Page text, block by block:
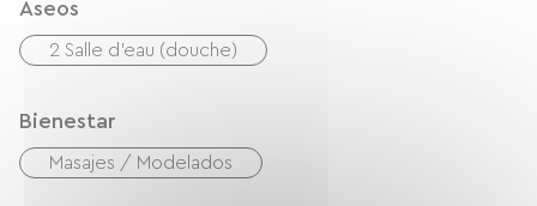
Grandes Salines classées au Patrimoine Mondiale
de l’Unesco, les thermes. Et cerise sur le gâteau,
services de massage proposés.
Au plaisir de vous accueillir !
Aseos
2 Salle d'eau (douche)
Bienestar
Masajes / Modelados